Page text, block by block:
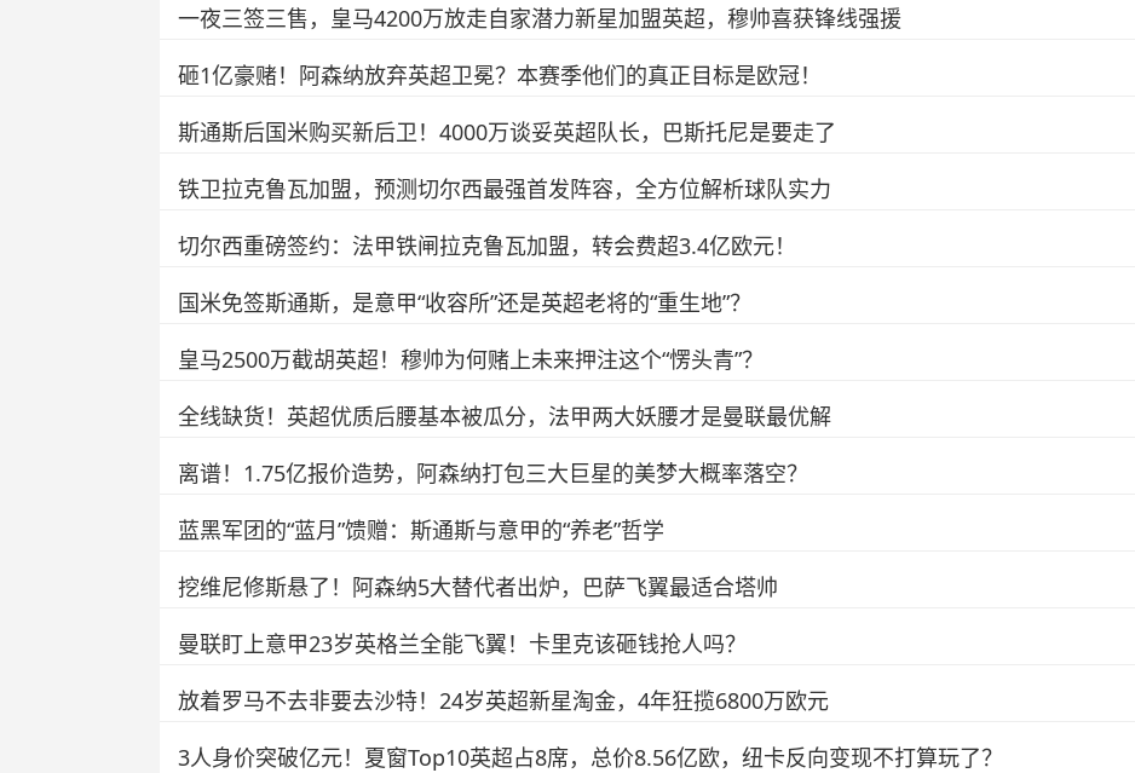
一夜三签三售，皇马4200万放走自家潜力新星加盟英超，穆帅喜获锋线强援
砸1亿豪赌！阿森纳放弃英超卫冕？本赛季他们的真正目标是欧冠！
斯通斯后国米购买新后卫！4000万谈妥英超队长，巴斯托尼是要走了
铁卫拉克鲁瓦加盟，预测切尔西最强首发阵容，全方位解析球队实力
切尔西重磅签约：法甲铁闸拉克鲁瓦加盟，转会费超3.4亿欧元！
国米免签斯通斯，是意甲“收容所”还是英超老将的“重生地”？
皇马2500万截胡英超！穆帅为何赌上未来押注这个“愣头青”？
全线缺货！英超优质后腰基本被瓜分，法甲两大妖腰才是曼联最优解
离谱！1.75亿报价造势，阿森纳打包三大巨星的美梦大概率落空？
蓝黑军团的“蓝月”馈赠：斯通斯与意甲的“养老”哲学
挖维尼修斯悬了！阿森纳5大替代者出炉，巴萨飞翼最适合塔帅
曼联盯上意甲23岁英格兰全能飞翼！卡里克该砸钱抢人吗？
放着罗马不去非要去沙特！24岁英超新星淘金，4年狂揽6800万欧元
3人身价突破亿元！夏窗Top10英超占8席，总价8.56亿欧，纽卡反向变现不打算玩了？